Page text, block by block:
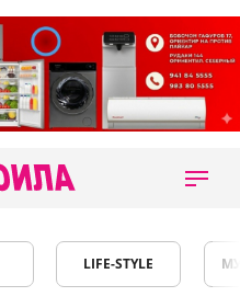
LIFE-STYLE